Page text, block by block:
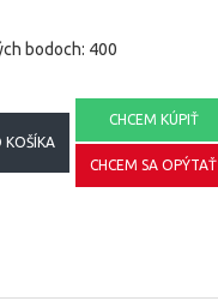
bodoch: 400
KOŠÍKA
CHCEM KÚPIŤ
CHCEM SA OPÝTAŤ